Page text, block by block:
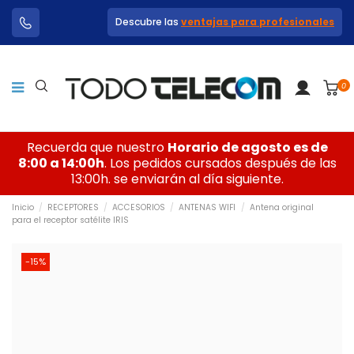
Descubre las ventajas para profesionales
0
Recuerda que nuestro Horario de agosto es de
8:00 a 14:00h. Los pedidos cursados después de las
13:00h. se enviarán al día siguiente.
Inicio RECEPTORES ACCESORIOS ANTENAS WIFI
Antena original
para el receptor satélite IRIS
-15%